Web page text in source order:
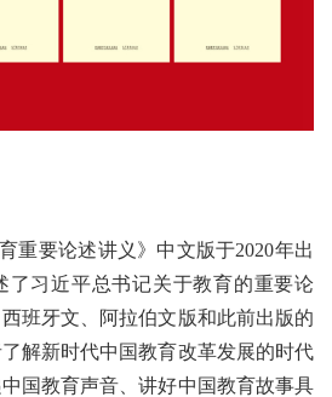
重要论述讲义》中文版于2020年出
了习近平总书记关于教育的重要论
班牙文、阿拉伯文版和此前出版的
解新时代中国教育改革发展的时代
国教育声音、讲好中国教育故事具